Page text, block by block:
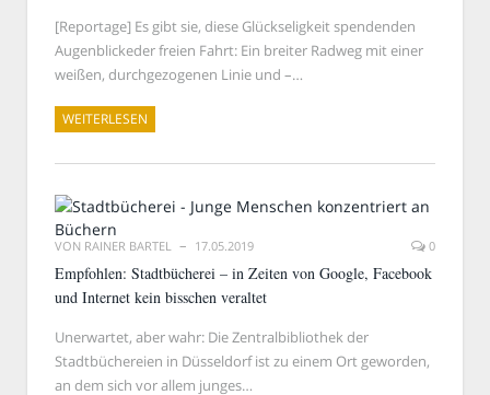
[Reportage] Es gibt sie, diese Glückseligkeit spendenden
Augenblickeder freien Fahrt: Ein breiter Radweg mit einer
weißen, durchgezogenen Linie und –…
WEITERLESEN
VON RAINER BARTEL 17.05.2019 0
Empfohlen: Stadtbücherei – in Zeiten von Google, Facebook
und Internet kein bisschen veraltet
Unerwartet, aber wahr: Die Zentralbibliothek der
Stadtbüchereien in Düsseldorf ist zu einem Ort geworden,
an dem sich vor allem junges…